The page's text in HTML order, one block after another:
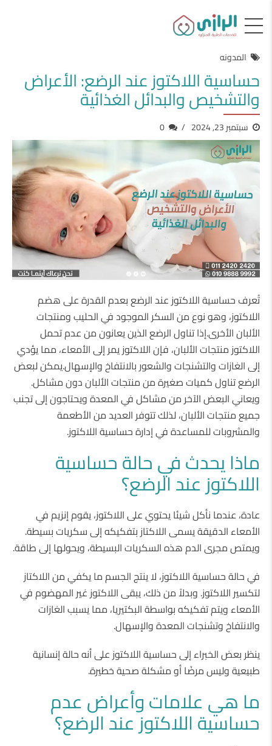
المدونه
حساسية اللاكتوز عند الرضع: الأعراض
والتشخيص والبدائل الغذائية
سبتمبر 23, 2024 0
تُعرف حساسية اللاكتوز عند الرضع بعدم القدرة على هضم
اللاكتوز، وهو نوع من السكر الموجود في الحليب ومنتجات
الألبان الأخرى.إذا تناول الرضع الذين يعانون من عدم تحمل
اللاكتوز منتجات الألبان، فإن اللاكتوز يمر إلى الأمعاء، مما يؤدي
إلى الغازات والتشنجات والشعور بالانتفاخ والإسهال.يمكن لبعض
الرضع تناول كميات صغيرة من منتجات الألبان دون مشاكل.
ويعاني البعض الآخر من مشاكل في المعدة ويحتاجون إلى تجنب
جميع منتجات الألبان، لذلك تتوفر العديد من الأطعمة
والمشروبات للمساعدة في إدارة حساسية اللاكتوز.
ماذا يحدث في حالة حساسية
اللاكتوز عند الرضع؟
عادة، عندما نأكل شيئا يحتوي على اللاكتوز، يقوم إنزيم في
الأمعاء الدقيقة يسمى اللاكتاز بتفكيكه إلى سكريات بسيطة.
ويمتص مجرى الدم هذه السكريات البسيطة، ويحولها إلى طاقة.
في حالة حساسية اللاكتوز، لا ينتج الجسم ما يكفي من اللاكتاز
لتكسير اللاكتوز. وبدلاً من ذلك، يبقى اللاكتوز غير المهضوم في
الأمعاء ويتم تفكيكه بواسطة البكتيريا، مما يسبب الغازات
والانتفاخ وتشنجات المعدة والإسهال.
ينظر بعض الخبراء إلى حساسية اللاكتوز على أنه حالة إنسانية
طبيعية وليس مرضًا أو مشكلة صحية خطيرة.
ما هي علامات وأعراض عدم
حساسية اللاكتوز عند الرضع؟